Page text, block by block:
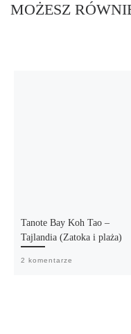
MOŻESZ
Tanote Bay Koh Tao –
Tajlandia (Zatoka i plaża)
2 komentarze